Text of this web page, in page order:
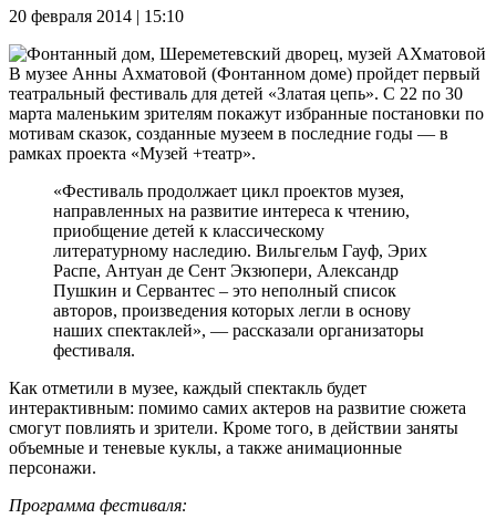
20 февраля 2014 | 15:10
В музее Анны Ахматовой (Фонтанном доме) пройдет первый
театральный фестиваль для детей «Златая цепь». С 22 по 30
марта маленьким зрителям покажут избранные постановки по
мотивам сказок, созданные музеем в последние годы — в
рамках проекта «Музей +театр».
«Фестиваль продолжает цикл проектов музея,
направленных на развитие интереса к чтению,
приобщение детей к классическому
литературному наследию. Вильгельм Гауф, Эрих
Распе, Антуан де Сент Экзюпери, Александр
Пушкин и Сервантес – это неполный список
авторов, произведения которых легли в основу
наших спектаклей», — рассказали организаторы
фестиваля.
Как отметили в музее, каждый спектакль будет
интерактивным: помимо самих актеров на развитие сюжета
смогут повлиять и зрители. Кроме того, в действии заняты
объемные и теневые куклы, а также анимационные
персонажи.
Программа фестиваля: